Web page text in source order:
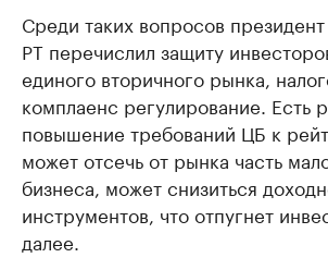
Среди таких вопросов
РТ перечислил защиту
единого вторичного рынка,
комплаенс регулирование. Есть
повышение требований ЦБ к
может отсечь от рынка часть
бизнеса, может снизиться
инструментов, что отпугнет
далее.